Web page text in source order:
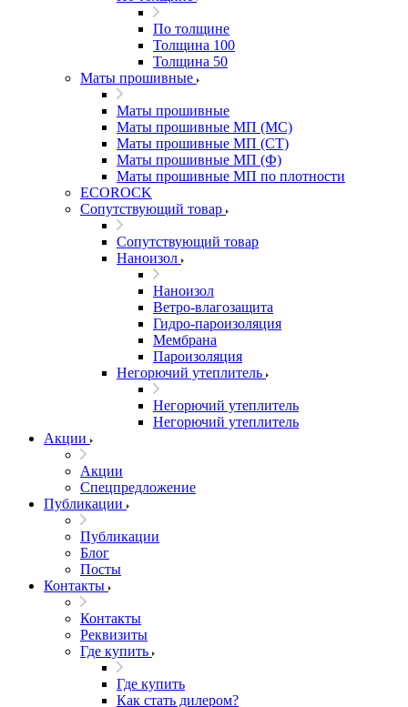
По толщине
Толщина 100
Толщина 50
Маты прошивные
Маты прошивные
Маты прошивные МП (МС)
Маты прошивные МП (СТ)
Маты прошивные МП (Ф)
Маты прошивные МП по плотности
ECOROCK
Сопутствующий товар
Сопутствующий товар
Наноизол
Наноизол
Ветро-влагозащита
Гидро-пароизоляция
Мембрана
Пароизоляция
Негорючий утеплитель
Негорючий утеплитель
Негорючий утеплитель
Акции
Акции
Спецпредложение
Публикации
Публикации
Блог
Посты
Контакты
Контакты
Реквизиты
Где купить
Где купить
Как стать дилером?